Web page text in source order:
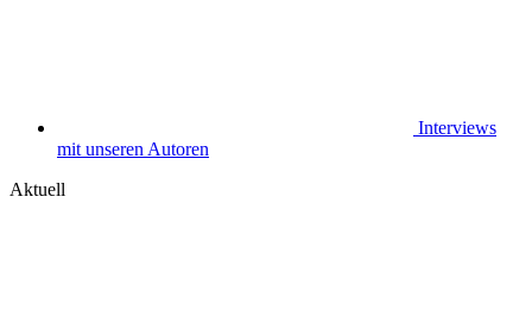
Interviews
mit unseren Autoren
Aktuell